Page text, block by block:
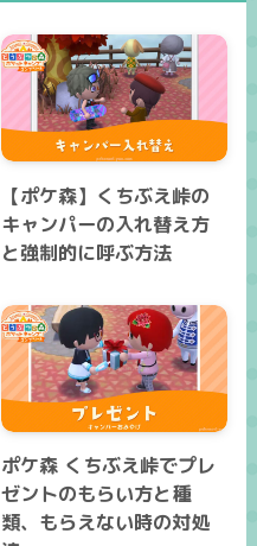
【ポケ森】くちぶえ峠の
キャンパーの入れ替え方
と強制的に呼ぶ方法
ポケ森 くちぶえ峠でプレ
ゼントのもらい方と種
類、もらえない時の対処